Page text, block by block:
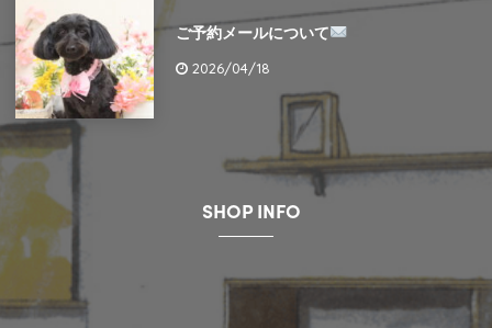
ご予約メールについて
2026/04/18
SHOP INFO